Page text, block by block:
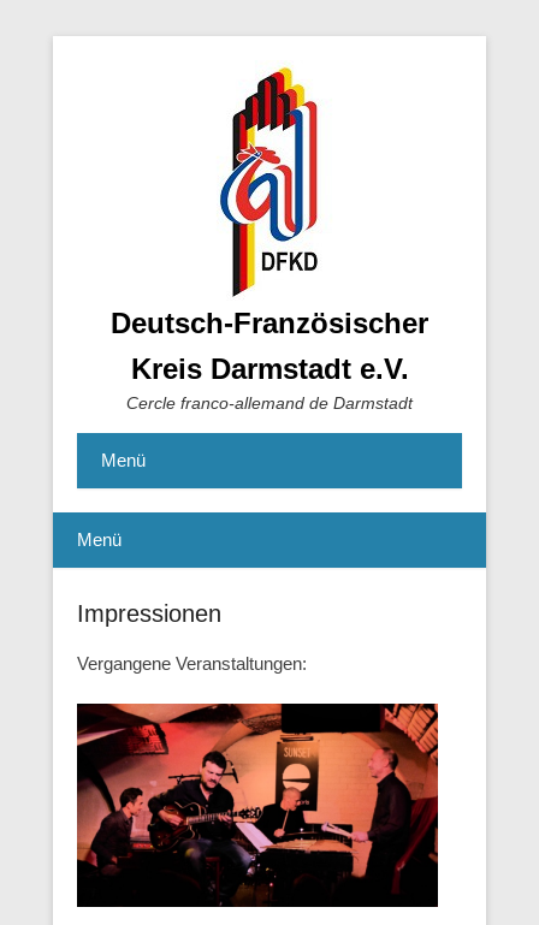
Deutsch-Französischer
Kreis Darmstadt e.V.
Cercle franco-allemand de Darmstadt
Menü
Menü
Impressionen
Vergangene Veranstaltungen: